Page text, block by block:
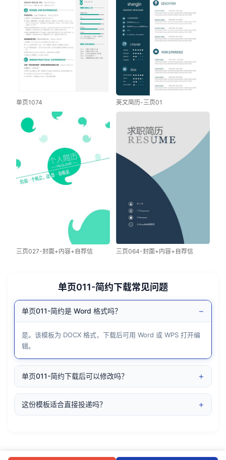
单页1074 英文简历-三页01
三页027-封面+内容+自荐信 三页064-封面+内容+自荐信
单页011-简约下载常见问题
单页011-简约是 Word 格式吗？ −
是。该模板为 DOCX 格式，下载后可用 Word 或 WPS 打开编
辑。
单页011-简约下载后可以修改吗？ +
这份模板适合直接投递吗？ +